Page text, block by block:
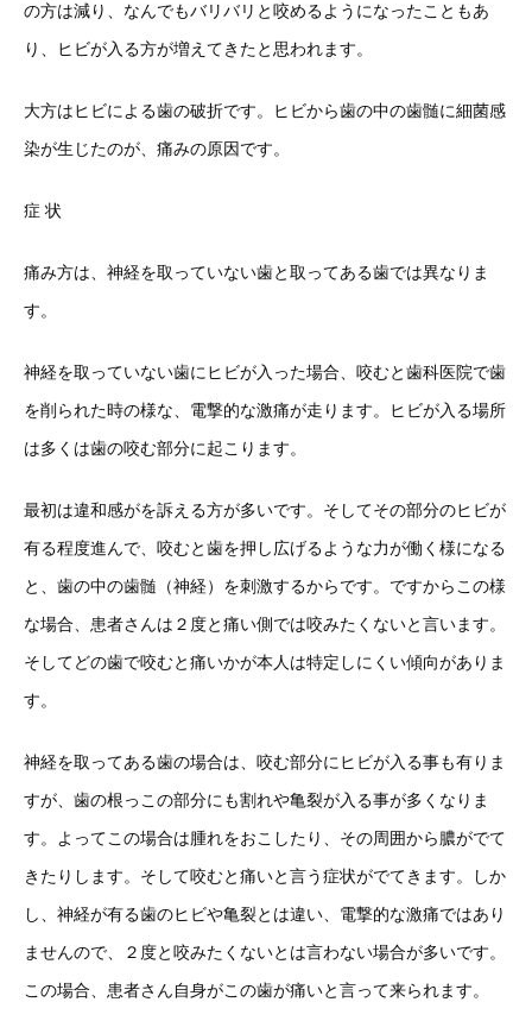
の方は減り、なんでもバリバリと咬めるようになったこともあ
り、ヒビが入る方が増えてきたと思われます。
大方はヒビによる歯の破折です。ヒビから歯の中の歯髄に細菌感
染が生じたのが、痛みの原因です。
症 状
痛み方は、神経を取っていない歯と取ってある歯では異なりま
す。
神経を取っていない歯にヒビが入った場合、咬むと歯科医院で歯
を削られた時の様な、電撃的な激痛が走ります。ヒビが入る場所
は多くは歯の咬む部分に起こります。
最初は違和感がを訴える方が多いです。そしてその部分のヒビが
有る程度進んで、咬むと歯を押し広げるような力が働く様になる
と、歯の中の歯髄（神経）を刺激するからです。ですからこの様
な場合、患者さんは２度と痛い側では咬みたくないと言います。
そしてどの歯で咬むと痛いかが本人は特定しにくい傾向がありま
す。
神経を取ってある歯の場合は、咬む部分にヒビが入る事も有りま
すが、歯の根っこの部分にも割れや亀裂が入る事が多くなりま
す。よってこの場合は腫れをおこしたり、その周囲から膿がでて
きたりします。そして咬むと痛いと言う症状がでてきます。しか
し、神経が有る歯のヒビや亀裂とは違い、電撃的な激痛ではあり
ませんので、２度と咬みたくないとは言わない場合が多いです。
この場合、患者さん自身がこの歯が痛いと言って来られます。